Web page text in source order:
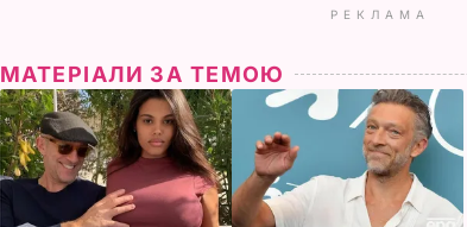
РЕКЛАМА
МАТЕРІАЛИ ЗА ТЕМОЮ